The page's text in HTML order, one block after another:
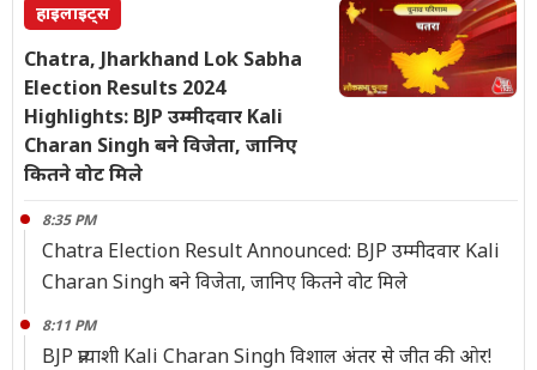
हाइलाइट्स
Chatra, Jharkhand Lok Sabha
Election Results 2024
Highlights: BJP उम्मीदवार Kali
Charan Singh बने विजेता, जानिए
कितने वोट मिले
8:35 PM
Chatra Election Result Announced: BJP उम्मीदवार Kali
Charan Singh बने विजेता, जानिए कितने वोट मिले
8:11 PM
BJP प्रत्याशी Kali Charan Singh विशाल अंतर से जीत की ओर!